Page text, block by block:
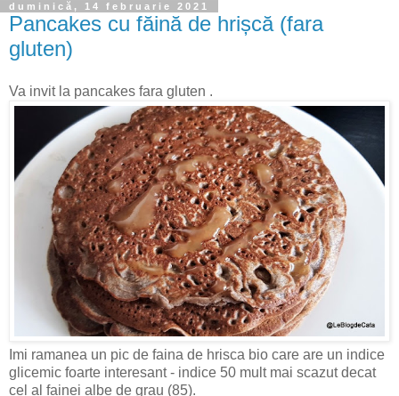
duminică, 14 februarie 2021
Pancakes cu făină de hrișcă (fara
gluten)
Va invit la pancakes fara gluten .
Imi ramanea un pic de faina de hrisca bio care are un indice
glicemic foarte interesant - indice 50 mult mai scazut decat
cel al fainei albe de grau (85).